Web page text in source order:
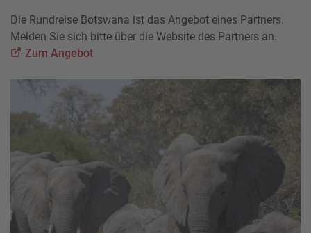
Die Rundreise Botswana ist das Angebot eines Partners.
Melden Sie sich bitte über die Website des Partners an.
Zum Angebot